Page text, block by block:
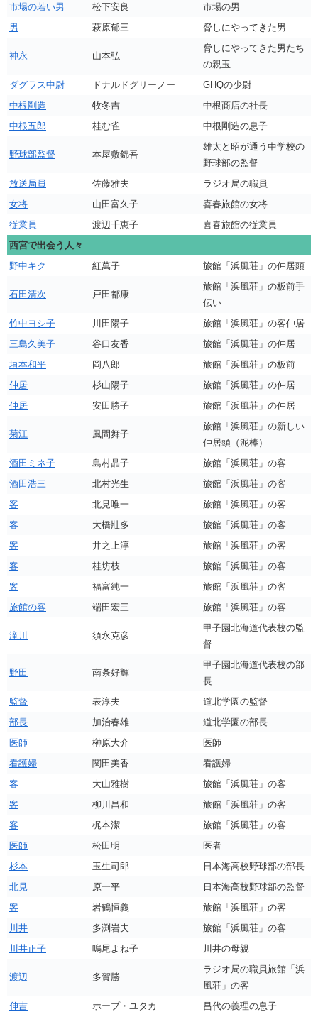
市場の若い男 松下安良
市場の男
男
萩原郁三 脅しにやってきた男
神永 山本弘
脅しにやってきた男たち
の親玉
ダグラス中尉
ドナルドグリーノー
GHQの少尉
中根剛造
牧冬吉
中根商店の社長
中根五郎
桂む雀 中根剛造の息子
野球部監督 本屋敷錦吾
雄太と昭が通う中学校の
野球部の監督
放送局員
佐藤雅夫
ラジオ局の職員
女将
山田富久子
喜春旅館の女将
従業員
渡辺千恵子
喜春旅館の従業員
西宮で出会う人々
野中キク
紅萬子 旅館「浜風荘」の仲居頭
石田清次 戸田都康
旅館「浜風荘」の板前手
伝い
竹中ヨシ子
川田陽子
旅館「浜風荘」の客仲居
三島久美子
谷口友香
旅館「浜風荘」の仲居
垣本和平
岡八郎
旅館「浜風荘」の板前
仲居
杉山陽子
旅館「浜風荘」の仲居
仲居
安田勝子 旅館「浜風荘」の仲居
菊江 風間舞子
旅館「浜風荘」の新しい
仲居頭（泥棒）
酒田ミネ子
島村晶子
旅館「浜風荘」の客
酒田浩三
北村光生
旅館「浜風荘」の客
客
北見唯一
旅館「浜風荘」の客
客
大橋壯多
旅館「浜風荘」の客
客
井之上淳
旅館「浜風荘」の客
客
桂坊枝
旅館「浜風荘」の客
客
福富純一
旅館「浜風荘」の客
旅館の客
端田宏三 旅館「浜風荘」の客
滝川 須永克彦
甲子園北海道代表校の監
督
野田 南条好輝
甲子園北海道代表校の部
長
監督
表淳夫
道北学園の監督
部長
加治春雄
道北学園の部長
医師
榊原大介
医師
看護婦
関田美香
看護婦
客
大山雅樹
旅館「浜風荘」の客
客
柳川昌和
旅館「浜風荘」の客
客
梶本潔
旅館「浜風荘」の客
医師
松田明
医者
杉本
玉生司郎
日本海高校野球部の部長
北見
原一平
日本海高校野球部の監督
客
岩鶴恒義
旅館「浜風荘」の客
川井
多渕岩夫
旅館「浜風荘」の客
川井正子
鳴尾よね子 川井の母親
渡辺 多賀勝
ラジオ局の職員旅館「浜
風荘」の客
伸吉
ホープ・ユタカ
昌代の義理の息子